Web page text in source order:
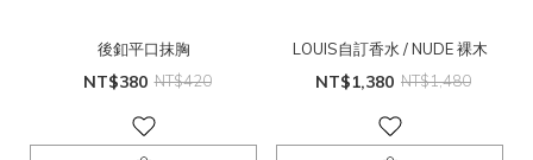
後釦平口抹胸
NT$380 NT$420
LOUIS自訂香水 / NUDE 裸木
NT$1,380 NT$1,480